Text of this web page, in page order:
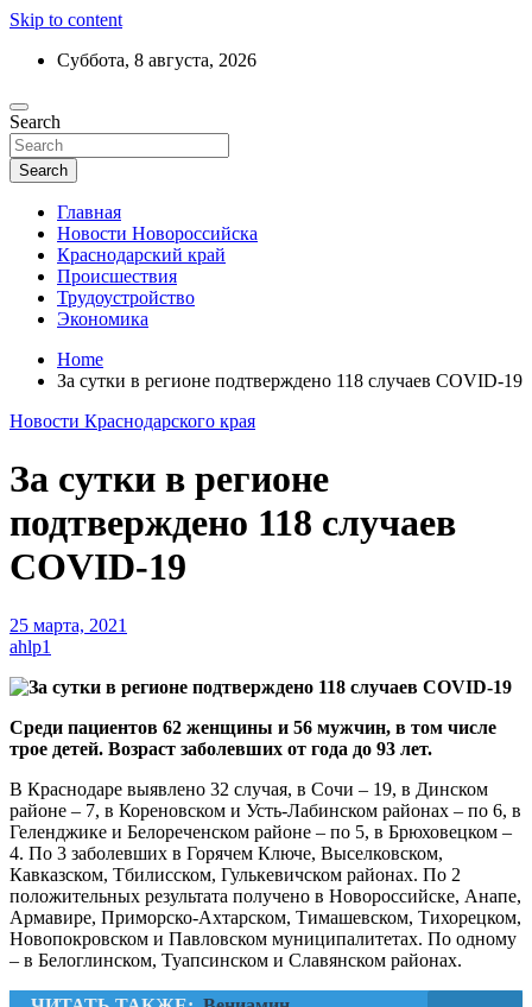
Skip to content
Суббота, 8 августа, 2026
Актуальные новости Новороссийска и
Краснодарского края
Ежедневный дайджест событий региона
Search
Search
Главная
Новости Новороссийска
Краснодарский край
Происшествия
Трудоустройство
Экономика
Home
За сутки в регионе подтверждено 118 случаев COVID-19
Новости Краснодарского края
За сутки в регионе
подтверждено 118 случаев
COVID-19
25 марта, 2021
ahlp1
Среди пациентов 62 женщины и 56 мужчин, в том числе
трое детей. Возраст заболевших от года до 93 лет.
В Краснодаре выявлено 32 случая, в Сочи – 19, в Динском
районе – 7, в Кореновском и Усть-Лабинском районах – по 6, в
Геленджике и Белореченском районе – по 5, в Брюховецком –
4. По 3 заболевших в Горячем Ключе, Выселковском,
Кавказском, Тбилисском, Гулькевичском районах. По 2
положительных результата получено в Новороссийске, Анапе,
Армавире, Приморско-Ахтарском, Тимашевском, Тихорецком,
Новопокровском и Павловском муниципалитетах. По одному
– в Белоглинском, Туапсинском и Славянском районах.